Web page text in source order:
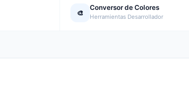
🎨
Conversor de Colores
Herramientas Desarrollador